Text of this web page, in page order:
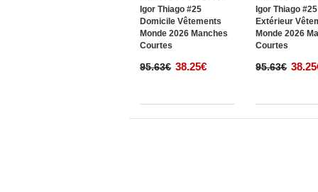
Igor Thiago #25
Domicile Vêtements
Monde 2026 Manches
Courtes
95.63€ 38.25€
Igor Thiago #25
Extérieur
Monde 2026
Courtes
95.63€